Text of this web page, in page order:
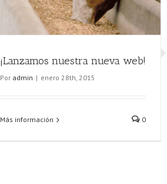
¡Lanzamos nuestra nueva web!
Por admin | enero 28th, 2015
Más información 0